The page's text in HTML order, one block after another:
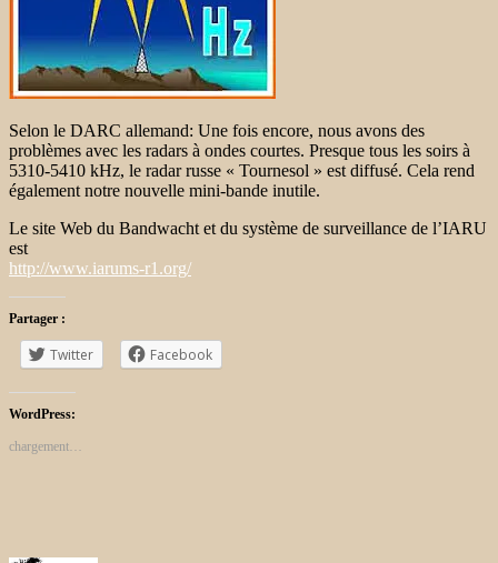
Selon le DARC allemand: Une fois encore, nous avons des
problèmes avec les radars à ondes courtes. Presque tous les soirs à
5310-5410 kHz, le radar russe « Tournesol » est diffusé. Cela rend
également notre nouvelle mini-bande inutile.
Le site Web du Bandwacht et du système de surveillance de l’IARU
est
http://www.iarums-r1.org/
Partager :
Twitter Facebook
WordPress:
chargement…